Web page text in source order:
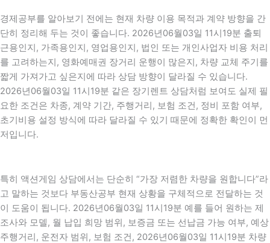
경제공부를 알아보기 전에는 현재 차량 이용 목적과 계약 방향을 간
단히 정리해 두는 것이 좋습니다. 2026년06월03일 11시19분 출퇴
근용인지, 가족용인지, 영업용인지, 법인 또는 개인사업자 비용 처리
를 고려하는지, 영화예매권 장거리 운행이 많은지, 차량 교체 주기를
짧게 가져가고 싶은지에 따라 상담 방향이 달라질 수 있습니다.
2026년06월03일 11시19분 같은 장기렌트 상담처럼 보여도 실제 필
요한 조건은 차종, 계약 기간, 주행거리, 보험 조건, 정비 포함 여부,
초기비용 설정 방식에 따라 달라질 수 있기 때문에 정확한 확인이 먼
저입니다.
특히 액션게임 상담에서는 단순히 “가장 저렴한 차량을 원합니다”라
고 말하는 것보다 부동산공부 현재 상황을 구체적으로 전달하는 것
이 도움이 됩니다. 2026년06월03일 11시19분 예를 들어 원하는 제
조사와 모델, 월 납입 희망 범위, 보증금 또는 선납금 가능 여부, 예상
주행거리, 운전자 범위, 보험 조건, 2026년06월03일 11시19분 차량